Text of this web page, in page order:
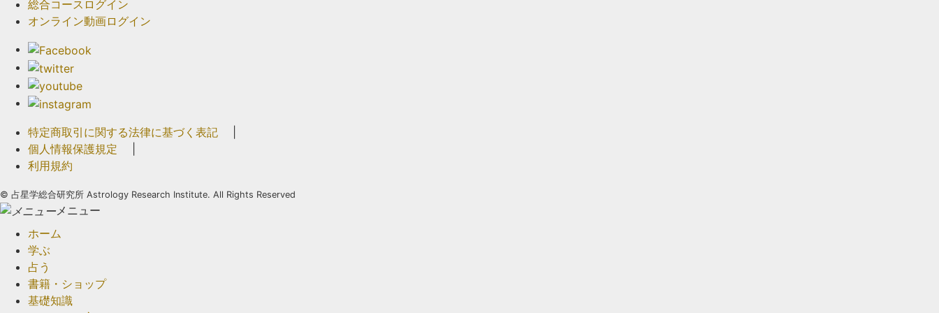
総合コースログイン
オンライン動画ログイン
特定商取引に関する法律に基づく表記
個人情報保護規定
利用規約
© 占星学総合研究所 Astrology Research Institute. All Rights Reserved
メニュー
ホーム
学ぶ
占う
書籍・ショップ
基礎知識